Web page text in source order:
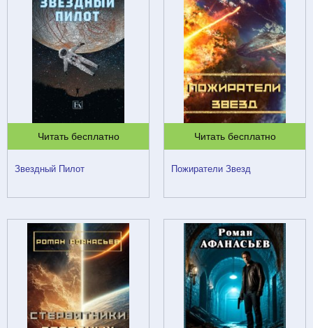
Читать бесплатно
Звездный Пилот
Читать бесплатно
Пожиратели Звезд